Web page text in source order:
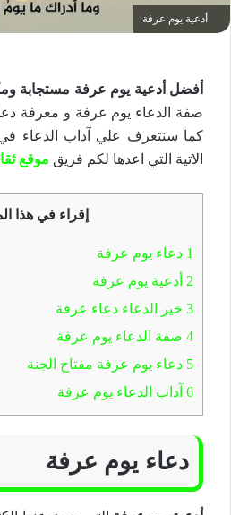
أدعية يوم عرفة
أفضل أدعية يوم عرفة مستجابة
صفة الدعاء يوم عرفة و معرفة
كما سنتعرف علي آداب الدعاء
الاتية التي اعدها لكم فريق موقع
إقراء في هذا
1 دعاء يوم عرفة
2 أدعية يوم عرفة
3 خير الدعاء دعاء عرفة
4 صفة الدعاء يوم عرفة
5 دعاء يوم عرفة مفتاح الجنة
6 آداب الدعاء يوم عرفة
دعاء يوم عرفة